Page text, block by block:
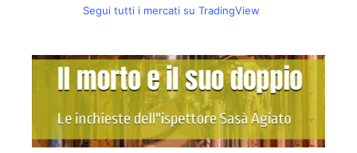
Segui tutti i mercati su TradingView